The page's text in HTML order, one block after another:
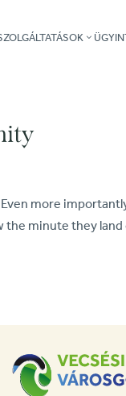
more
the minute they